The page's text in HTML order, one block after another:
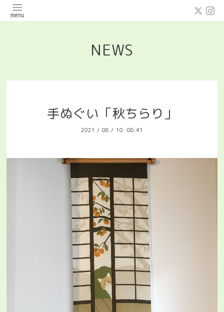
NEWS
手ぬぐい「秋ちらり」
2021 / 08 / 10 08:41